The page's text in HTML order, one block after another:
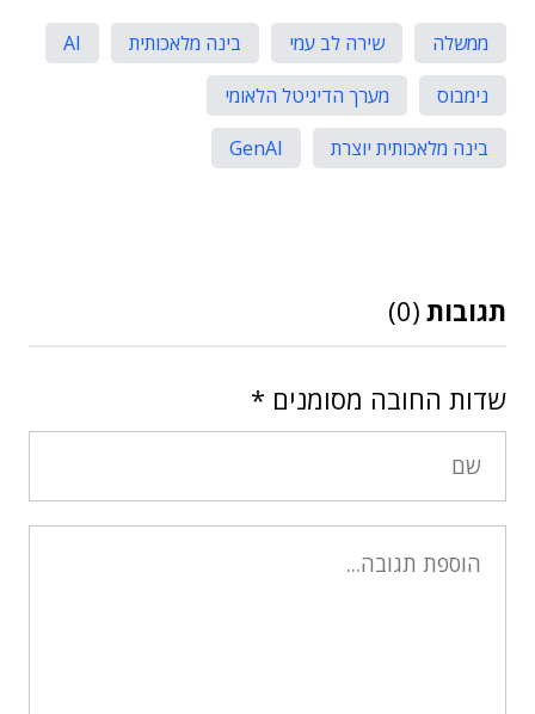
ממשלה שירה לב עמי בינה מלאכותית
AI
נימבוס
מערך הדיגיטל הלאומי
בינה מלאכותית יוצרת
GenAI
תגובות (0)
שדות החובה מסומנים *